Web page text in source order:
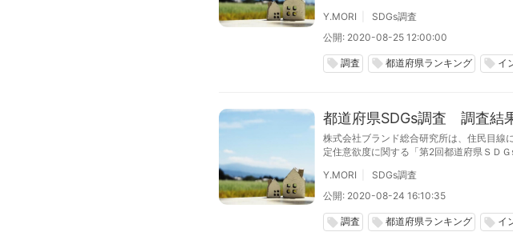
Y.MORI
SDGs調査
公開: 2020-08-25 12:00:00
local_offer 調査 local_offer 都道府県ランキング local_offer イ
都道府県SDGs調査 調査結
株式会社ブランド総合研究所は、住民目線
定住意欲度に関する「第2回都道府県ＳＤ
Y.MORI
SDGs調査
公開: 2020-08-24 16:10:35
local_offer 調査 local_offer 都道府県ランキング local_offer イ